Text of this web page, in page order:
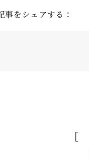
事をシェアする：